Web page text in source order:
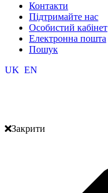
Контакти
Підтримайте нас
Особистий кабінет
Електронна пошта
Пошук
UK EN
Закрити